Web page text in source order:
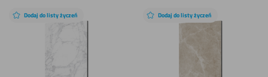
Dodaj do listy życzeń Dodaj do listy życzeń